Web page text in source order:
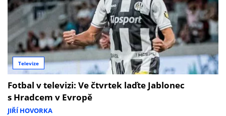
Televize
Fotbal v televizi: Ve čtvrtek laďte Jablonec
s Hradcem v Evropě
JIŘÍ HOVORKA